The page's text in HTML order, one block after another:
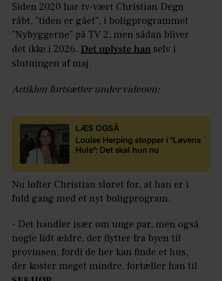
Siden 2020 har tv-vært Christian Degn
råbt, "tiden er gået", i boligprogrammet
"Nybyggerne" på TV 2, men sådan bliver
det ikke i 2026. Det oplyste han selv i
slutningen af maj.
Artiklen fortsætter under videoen:
LÆS OGSÅ
Louise Herping stopper i "Løvens
Hule": Det skal hun nu
Nu løfter Christian sløret for, at han er i
fuld gang med et nyt boligprogram.
- Det handler især om unge par, men også
nogle lidt ældre, der flytter fra byen til
provinsen, fordi de her kan finde et hus,
der koster meget mindre, fortæller han til